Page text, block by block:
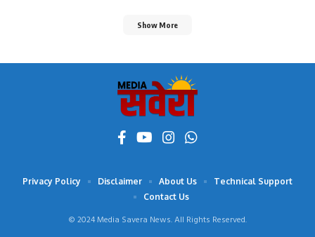
Show More
© 2024 Media Savera News. All Rights Reserved.
Privacy Policy Disclaimer About Us
Technical Support
Contact Us